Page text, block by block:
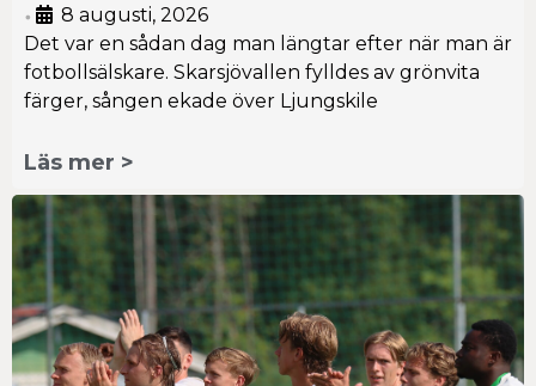
•
8 augusti, 2026
Det var en sådan dag man längtar efter när man är
fotbollsälskare. Skarsjövallen fylldes av grönvita
färger, sången ekade över Ljungskile
Läs mer >